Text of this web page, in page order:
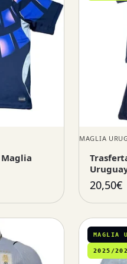
MAGLIA
20,50€
MAGLIA
2025/